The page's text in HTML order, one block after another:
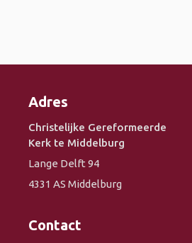
Adres
Christelijke Gereformeerde
Kerk te Middelburg
Lange Delft 94
4331 AS Middelburg
Contact